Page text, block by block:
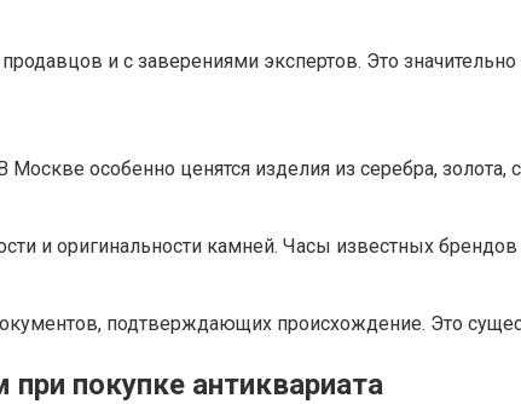
и с заверениями экспертов. Это
особенно ценятся изделия из серебра,
и оригинальности камней. Часы известных
подтверждающих происхождение. Это
покупке антиквариата